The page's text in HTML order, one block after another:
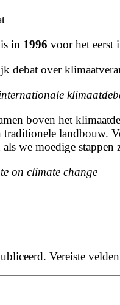
in 1996 voor het eerst
debat over
boven het
traditionele landbouw.
we moedige stappen
on climate change
Vereiste